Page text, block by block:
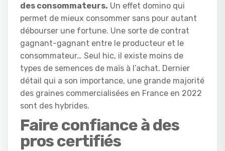
des consommateurs. Un effet domino qui
permet de mieux consommer sans pour autant
débourser une fortune. Une sorte de contrat
gagnant-gagnant entre le producteur et le
consommateur… Seul hic, il existe moins de
types de semences de maïs à l’achat. Dernier
détail qui a son importance, une grande majorité
des graines commercialisées en France en 2022
sont des hybrides.
Faire confiance à des
pros certifiés